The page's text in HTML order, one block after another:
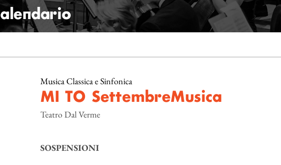
Musica Classica e Sinfonica
MI TO SettembreMusica
Teatro Dal Verme
SOSPENSIONI